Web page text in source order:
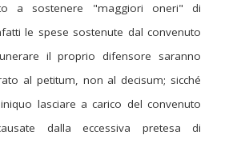
a sostenere "maggiori oneri" di
le spese sostenute dal convenuto
il proprio difensore saranno
al petitum, non al decisum; sicché
lasciare a carico del convenuto
dalla eccessiva pretesa di